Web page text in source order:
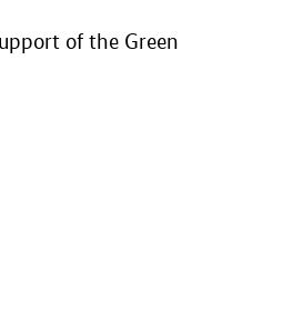
of the Green